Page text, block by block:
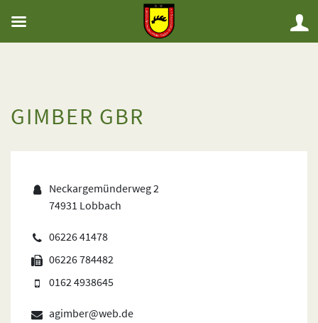
GIMBER GBR
Neckargemünderweg 2
74931 Lobbach
06226 41478
06226 784482
0162 4938645
agimber@web.de